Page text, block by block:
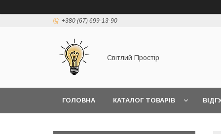
+380 (67) 699-13-90
Світлий Простір
ГОЛОВНА КАТАЛОГ ТОВАРІВ